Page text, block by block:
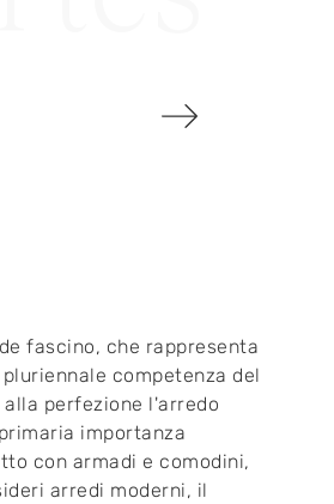
fascino, che rappresenta
competenza del
perfezione l'arredo
importanza
con armadi e comodini,
arredi moderni, il